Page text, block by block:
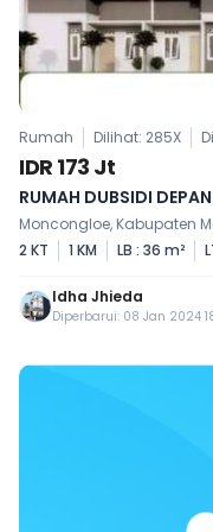
Rumah Dilihat: 285X
IDR 173 Jt
RUMAH DUBSIDI
Moncongloe, Kabupaten
2 KT
1 KM LB : 36 m²
Idha Jhieda
Diperbarui: 08 Jan 2024